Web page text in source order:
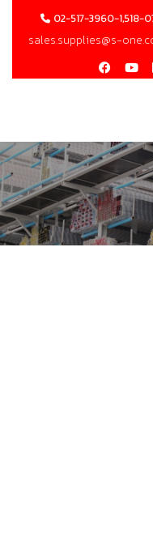
02-517-3960-
sales.supplies@s-